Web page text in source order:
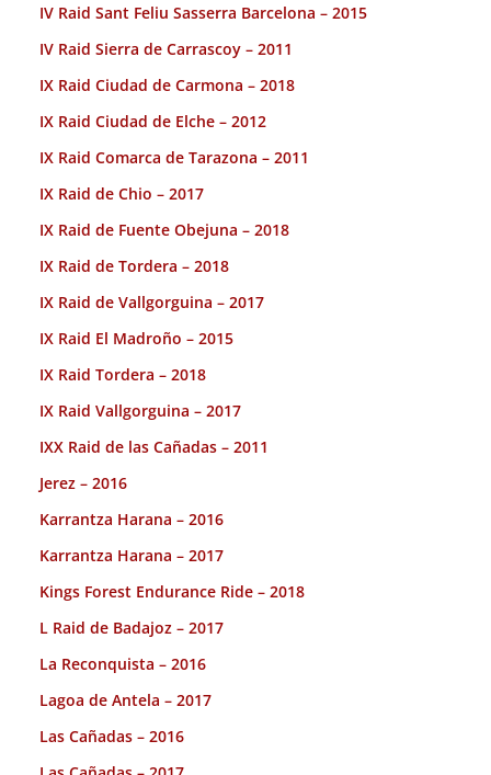
IV Raid Sant Feliu Sasserra Barcelona – 2015
IV Raid Sierra de Carrascoy – 2011
IX Raid Ciudad de Carmona – 2018
IX Raid Ciudad de Elche – 2012
IX Raid Comarca de Tarazona – 2011
IX Raid de Chio – 2017
IX Raid de Fuente Obejuna – 2018
IX Raid de Tordera – 2018
IX Raid de Vallgorguina – 2017
IX Raid El Madroño – 2015
IX Raid Tordera – 2018
IX Raid Vallgorguina – 2017
IXX Raid de las Cañadas – 2011
Jerez – 2016
Karrantza Harana – 2016
Karrantza Harana – 2017
Kings Forest Endurance Ride – 2018
L Raid de Badajoz – 2017
La Reconquista – 2016
Lagoa de Antela – 2017
Las Cañadas – 2016